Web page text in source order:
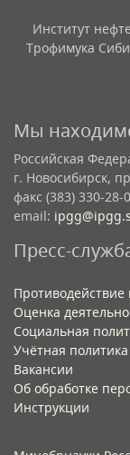
Институт
Трофимука
Мы
Российская
г. Новосибирск,
факс (383) 330-28-
email:
Пресс-
Противодействие
Оценка
Социальная
Учётная политика​
Вакансии​
Об обработке
Инструкции​